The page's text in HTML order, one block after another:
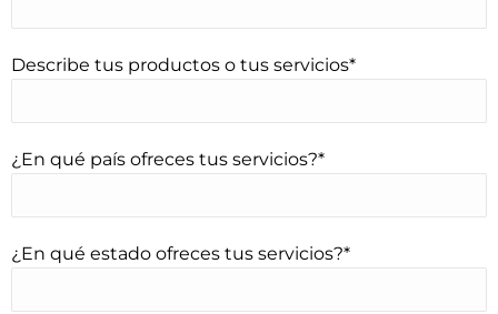
Describe tus productos o tus servicios*
¿En qué país ofreces tus servicios?*
¿En qué estado ofreces tus servicios?*